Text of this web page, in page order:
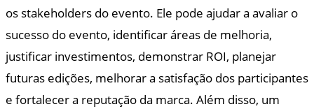
os stakeholders do evento. Ele pode ajudar a avaliar o
sucesso do evento, identificar áreas de melhoria,
justificar investimentos, demonstrar ROI, planejar
futuras edições, melhorar a satisfação dos participantes
e fortalecer a reputação da marca. Além disso, um